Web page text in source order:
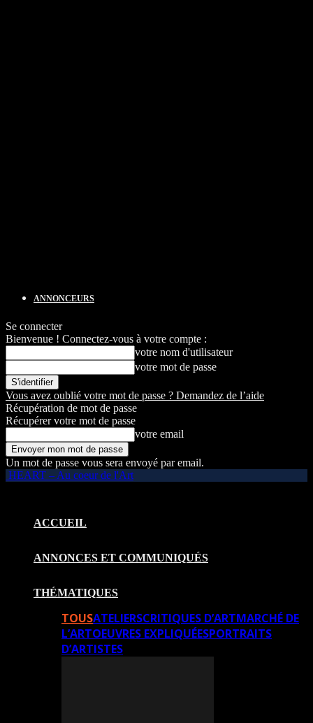
ANNONCEURS
Se connecter
Bienvenue ! Connectez-vous à votre compte :
votre nom d'utilisateur
votre mot de passe
Vous avez oublié votre mot de passe ? Demandez de l’aide
Récupération de mot de passe
Récupérer votre mot de passe
votre email
Un mot de passe vous sera envoyé par email.
HEART – Au coeur de l'Art
ACCUEIL
ANNONCES ET COMMUNIQUÉS
THÉMATIQUES
TOUSATELIERSCRITIQUES D’ARTMARCHÉ DE
L’ARTOEUVRES EXPLIQUÉESPORTRAITS
D’ARTISTES